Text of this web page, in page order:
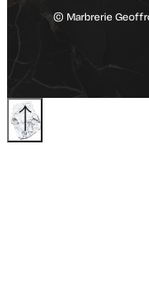
© Marbrerie